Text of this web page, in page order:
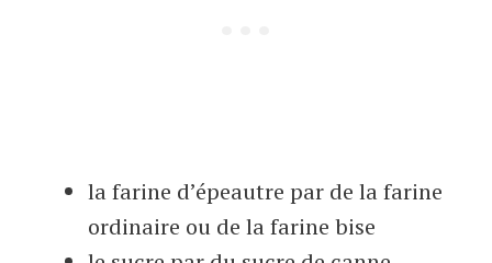
la farine d’épeautre par de la farine
ordinaire ou de la farine bise